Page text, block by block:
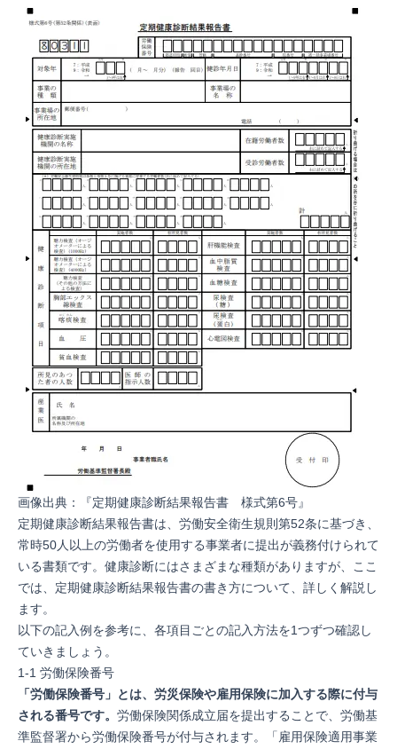
画像出典：『定期健康診断結果報告書 様式第6号』
定期健康診断結果報告書は、 労働安全衛生規則第52条に基づき、
常時50人以上の労働者を使用する事業者に提出が義務付けられて
いる書類です。健康診断にはさまざまな種類がありますが、ここ
では、定期健康診断結果報告書の書き方について、詳しく解説し
ます。
以下の記入例を参考に、各項目ごとの記入方法を1つずつ確認し
ていきましょう。
1-1 労働保険番号
「労働保険番号」とは、労災保険や雇用保険に加入する際に付与
される番号です。 労働保険関係成立届を提出することで、労働基
準監督署から労働保険番号が付与されます。「雇用保険適用事業